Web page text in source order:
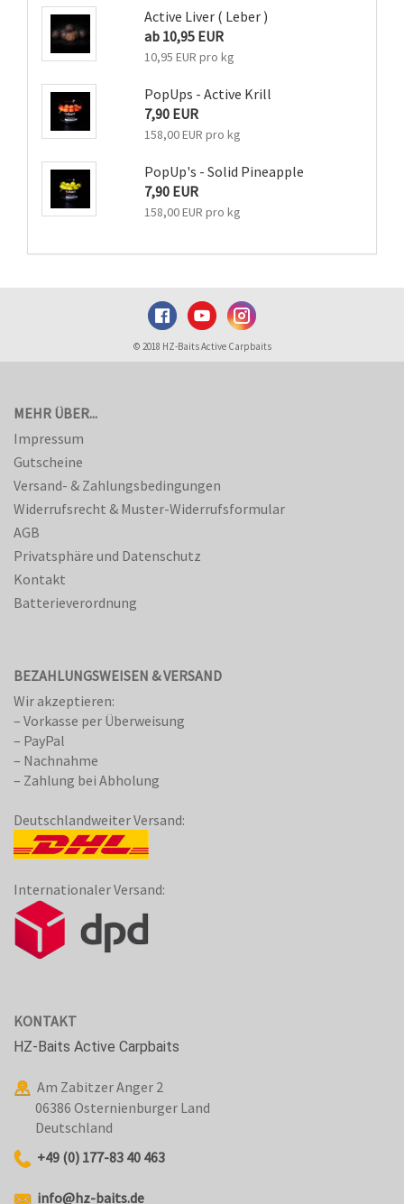
Active Liver ( Leber )
ab 10,95 EUR
10,95 EUR pro kg
PopUps - Active Krill
7,90 EUR
158,00 EUR pro kg
PopUp's - Solid Pineapple
7,90 EUR
158,00 EUR pro kg
© 2018 HZ-Baits Active Carpbaits
MEHR ÜBER...
Impressum
Gutscheine
Versand- & Zahlungsbedingungen
Widerrufsrecht & Muster-Widerrufsformular
AGB
Privatsphäre und Datenschutz
Kontakt
Batterieverordnung
BEZAHLUNGSWEISEN & VERSAND
Wir akzeptieren:
– Vorkasse per Überweisung
– PayPal
– Nachnahme
– Zahlung bei Abholung
Deutschlandweiter Versand:
Internationaler Versand:
KONTAKT
HZ-Baits Active Carpbaits
Am Zabitzer Anger 2
06386 Osternienburger Land
Deutschland
+49 (0) 177-83 40 463
info@hz-baits.de